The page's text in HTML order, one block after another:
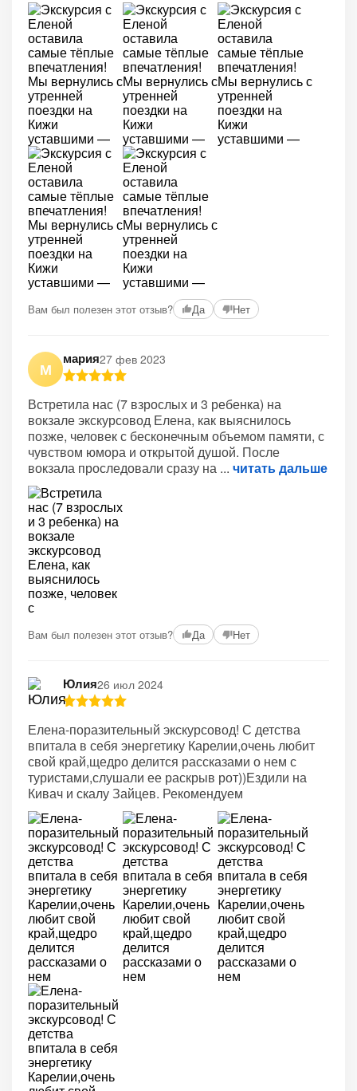
Вам был полезен этот отзыв? Да Нет
М
мария27 фев 2023
Встретила нас (7 взрослых и 3 ребенка) на
вокзале экскурсовод Елена, как выяснилось
позже, человек с бесконечным объемом памяти, с
чувством юмора и открытой душой. После
вокзала проследовали сразу на
читать дальше
Вам был полезен этот отзыв? Да Нет
Юлия26 июл 2024
Елена-поразительный экскурсовод! С детства
впитала в себя энергетику Карелии,очень любит
свой край,щедро делится рассказами о нем с
туристами,слушали ее раскрыв рот))Ездили на
Кивач и скалу Зайцев. Рекомендуем